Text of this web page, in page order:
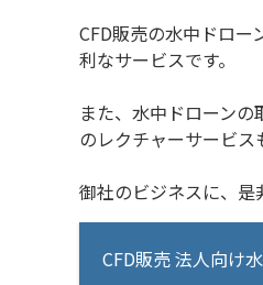
CFD販売の水中ドロ
利なサービスです。
また、水中ドローン
のレクチャーサービス
御社のビジネスに、是
CFD販売 法人向け